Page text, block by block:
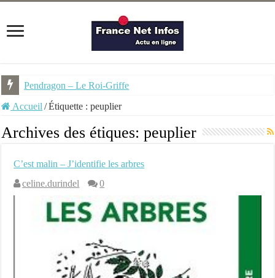
Pendragon – Le Roi-Griffe
Accueil /Étiquette :peuplier
Archives des étiques:peuplier
C’est malin – J’identifie les arbres
celine.durindel
0